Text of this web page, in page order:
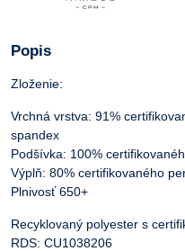
Popis
Zloženie:
Vrchná vrstva: 91%
spandex
Podšívka: 100%
Výplň: 80% certifikovaného
Plnivosť 650+
Recyklovaný polyester s
RDS: CU1038206